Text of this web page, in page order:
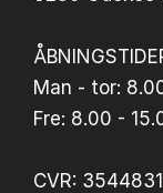
Man - tor:
Fre: 8.00 -
CVR: